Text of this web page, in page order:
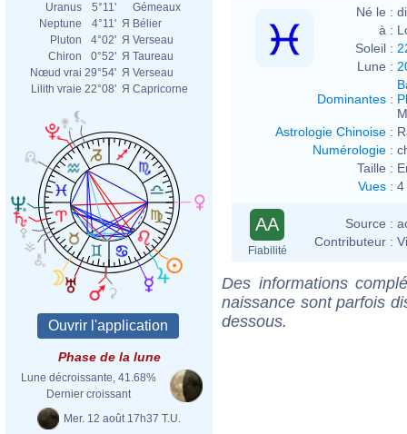
Uranus
5°11'
Gémeaux
Neptune
4°11' Я Bélier
Pluton
4°02' Я Verseau
Chiron
0°52' Я Taureau
Nœud vrai 29°54' Я Verseau
Lilith vraie 22°08' Я Capricorne
Phase de la lune
Lune décroissante, 41.68%
Dernier croissant
Mer. 12 août 17h37 T.U.
Né le :
à :
Soleil :
Lune :
Dominantes :
Astrologie Chinoise :
Numérologie :
Taille :
Vues : 4
AA
Fiabilité
Source :
Contributeur :
Des informations
naissance sont parfois
dessous.